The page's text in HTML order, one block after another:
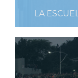
LA